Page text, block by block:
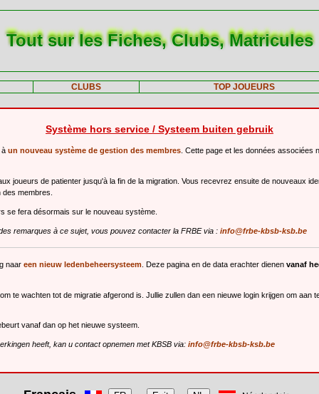
Tout sur les Fiches, Clubs, Matricules
CLUBS TOP JOUEURS
Système hors service / Systeem buiten gebruik
à un nouveau système de gestion des membres . Cette page et les données associées
joueurs de patienter jusqu'à la fin de la migration. Vous recevrez ensuite de nouveaux
membres.
se fera désormais sur le nouveau système.
remarques à ce sujet, vous pouvez contacter la FRBE via : info@frbe-kbsb-ksb.be
naar een nieuw ledenbeheersysteem . Deze pagina en de data erachter dienen vanaf
te wachten tot de migratie afgerond is. Jullie zullen dan een nieuwe login krijgen om aan
vanaf dan op het nieuwe systeem.
heeft, kan u contact opnemen met KBSB via: info@frbe-kbsb-ksb.be